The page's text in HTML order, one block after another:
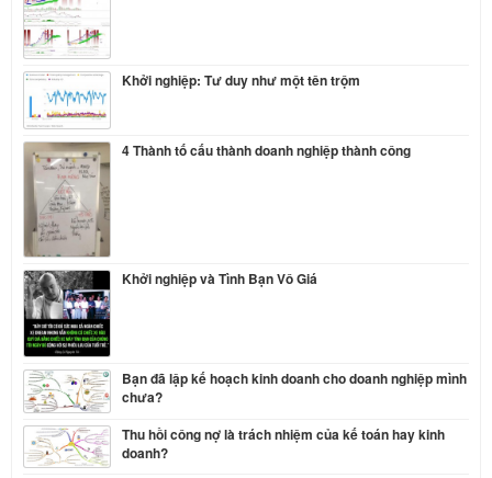
Khởi nghiệp: Tư duy như một tên trộm
4 Thành tố cấu thành doanh nghiệp thành công
Khởi nghiệp và Tình Bạn Vô Giá
Bạn đã lập kế hoạch kinh doanh cho doanh nghiệp mình
chưa?
Thu hồi công nợ là trách nhiệm của kế toán hay kinh
doanh?